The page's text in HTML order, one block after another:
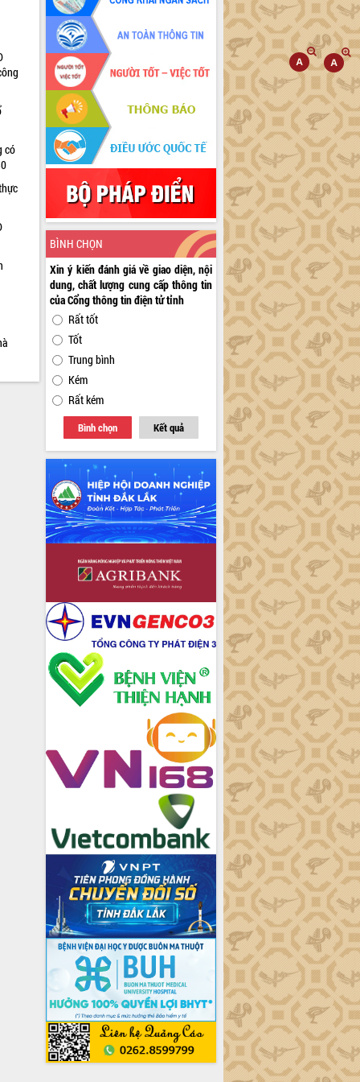
có
BÌNH CHỌN
Xin ý kiến đánh giá về giao diện, nội
dung, chất lượng cung cấp thông tin
của Cổng thông tin điện tử tỉnh
Rất tốt
Tốt
Trung bình
Kém
Rất kém
Bình chọn Kết quả